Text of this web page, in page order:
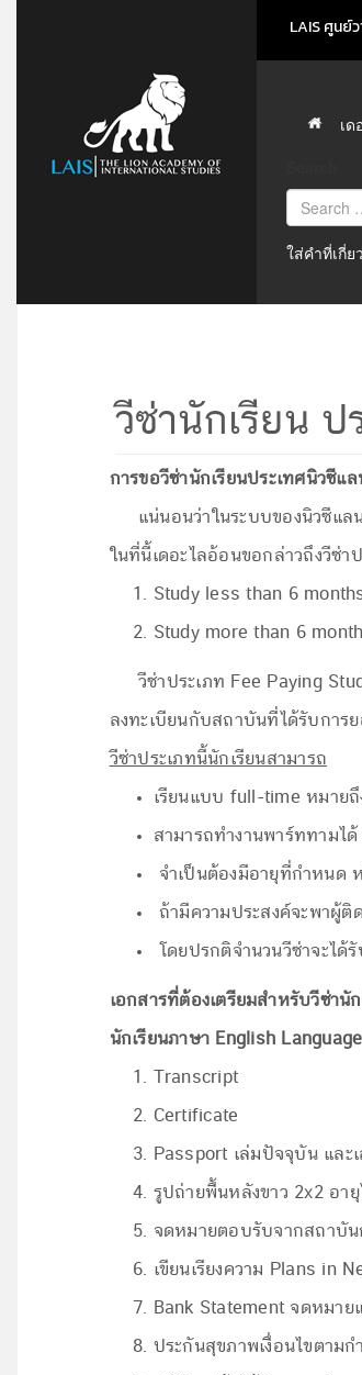
LAIS ศูนย์
เ
ใส่คำที่เกี่
วีซ่านักเรียน ป
การขอวีซ่านักเรียนประเทศนิวซีแ
แน่นอนว่าในระบบของนิวซีแลน
ในที่นี้เดอะไลอ้อนขอกล่าวถึงวีซ่
Study less than 6
Study more than 6
วีซ่าประเภท Fee Paying
ลงทะเบียนกับสถาบันที่ได้รับการ
วีซ่าประเภทนี้นักเรียนสามารถ
เรียนแบบ full-time หมายถึ
สามารถทำงานพาร์ททามไ
จำเป็นต้องมีอายุที่กำหนด
ถ้ามีความประสงค์จะพาผู้
โดยปรกติจำนวนวีซ่าจะได้
เอกสารที่ต้องเตรียมสำหรับวีซ่านั
นักเรียนภาษา English Language
Transcript
Certificate
Passport เล่มปัจจุบัน และ
รูปถ่ายพื้นหลังขาว 2x2 อายุ
จดหมายตอบรับจากสถาบั
เขียนเรียงความ Plans in
Bank Statement จดหมาย
ประกันสุขภาพเงื่อนไขตาม